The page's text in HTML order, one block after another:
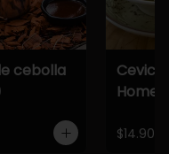
cebolla
Home
$14.900